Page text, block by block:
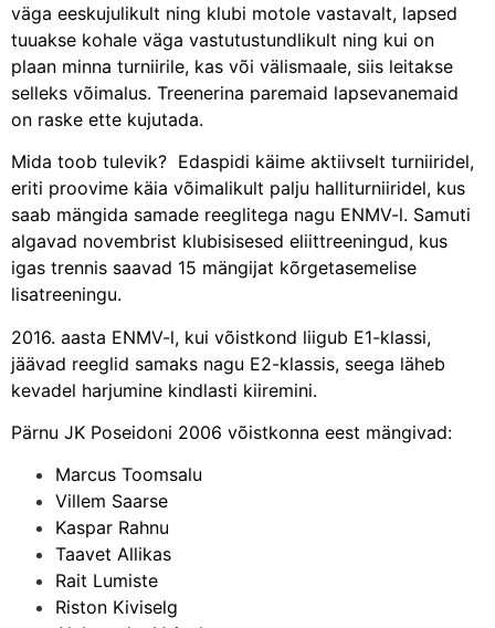
väga eeskujulikult ning klubi motole vastavalt, lapsed
tuuakse kohale väga vastutustundlikult ning kui on
plaan minna turniirile, kas või välismaale, siis leitakse
selleks võimalus. Treenerina paremaid lapsevanemaid
on raske ette kujutada.
Mida toob tulevik? Edaspidi käime aktiivselt turniiridel,
eriti proovime käia võimalikult palju halliturniiridel, kus
saab mängida samade reeglitega nagu ENMV-l. Samuti
algavad novembrist klubisisesed eliittreeningud, kus
igas trennis saavad 15 mängijat kõrgetasemelise
lisatreeningu.
2016. aasta ENMV-l, kui võistkond liigub E1-klassi,
jäävad reeglid samaks nagu E2-klassis, seega läheb
kevadel harjumine kindlasti kiiremini.
Pärnu JK Poseidoni 2006 võistkonna eest mängivad:
Marcus Toomsalu
Villem Saarse
Kaspar Rahnu
Taavet Allikas
Rait Lumiste
Riston Kiviselg